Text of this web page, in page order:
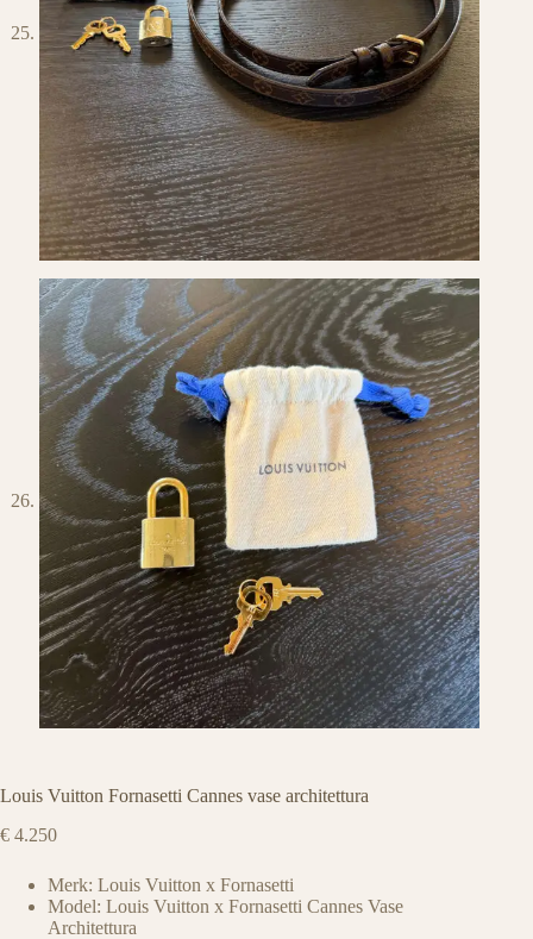
Louis Vuitton Fornasetti Cannes vase architettura
€ 4.250
Merk: Louis Vuitton x Fornasetti
Model: Louis Vuitton x Fornasetti Cannes Vase
Architettura